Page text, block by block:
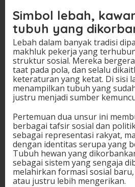
Simbol lebah,
tubuh yang
Lebah dalam banyak tradisi
makhluk pekerja yang
struktur sosial. Mereka
taat pada pola, dan selalu
keteraturan yang ketat. Di sisi
menampilkan tubuh yang
justru menjadi sumber
Pertemuan dua unsur ini
berbagai tafsir sosial dan
sebagai representasi rakyat,
dengan identitas serupa yang
Tubuh hewan yang
sebagai sistem yang sengaja
melahirkan formasi sosial
atau justru lebih mengerikan.